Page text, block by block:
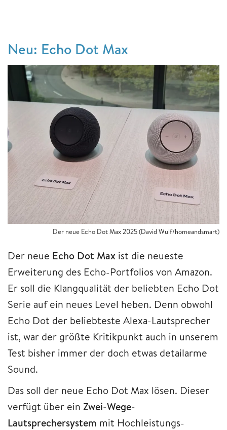
Neu: Echo Dot Max
Der neue Echo Dot Max 2025 (David Wulf/homeandsmart)
Der neue Echo Dot Max ist die neueste
Erweiterung des Echo-Portfolios von Amazon.
Er soll die Klangqualität der beliebten Echo Dot
Serie auf ein neues Level heben. Denn obwohl
Echo Dot der beliebteste Alexa-Lautsprecher
ist, war der größte Kritikpunkt auch in unserem
Test bisher immer der doch etwas detailarme
Sound.
Das soll der neue Echo Dot Max lösen. Dieser
verfügt über ein Zwei-Wege-
Lautsprechersystem mit Hochleistungs-